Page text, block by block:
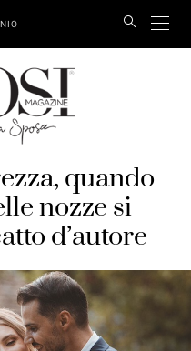
quando
nozze si
d’autore